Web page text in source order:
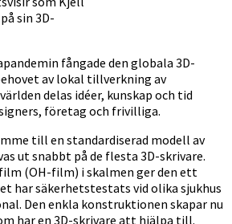
sin 3D-
fångade den globala 3D-
av lokal tillverkning av
delas idéer, kunskap och tid
företag och frivilliga.
till en standardiserad modell av
ut snabbt på de flesta 3D-skrivare.
(OH-film) i skalmen ger den ett
har säkerhetstestats vid olika sjukhus
Den enkla konstruktionen skapar nu
har en 3D-skrivare att hjälpa till.